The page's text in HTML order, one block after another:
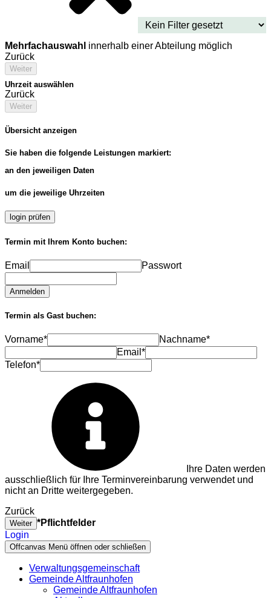
Mehrfachauswahl innerhalb einer Abteilung möglich
Zurück
Weiter
Uhrzeit auswählen
Zurück
Weiter
Übersicht anzeigen
Sie haben die folgende Leistungen markiert:
an den jeweiligen Daten
um die jeweilige Uhrzeiten
login prüfen
Termin mit Ihrem Konto buchen:
Email Passwort
Anmelden
Termin als Gast buchen:
Vorname*
Nachname*
Email*
Telefon*
Ihre Daten werden
ausschließlich für Ihre Terminvereinbarung verwendet und
nicht an Dritte weitergegeben.
Zurück
Weiter *Pflichtfelder
Login
Offcanvas Menü öffnen oder schließen
Verwaltungsgemeinschaft
Gemeinde Altfraunhofen
Gemeinde Altfraunhofen